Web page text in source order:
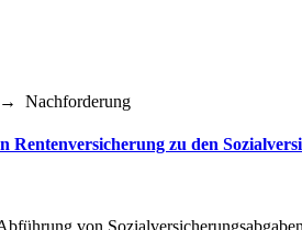
Nachforderung
zu den